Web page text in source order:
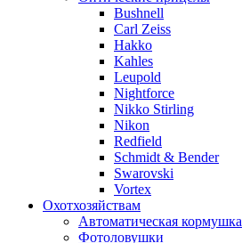
Bushnell
Carl Zeiss
Hakko
Kahles
Leupold
Nightforce
Nikko Stirling
Nikon
Redfield
Schmidt & Bender
Swarovski
Vortex
Охотхозяйствам
Автоматическая кормушка
Фотоловушки